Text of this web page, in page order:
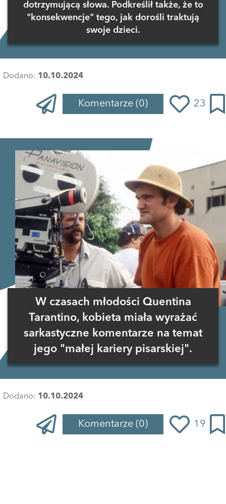
dotrzymującą słowa. Podkreślił także, że to
"konsekwencje" tego, jak dorośli traktują
swoje dzieci.
Dodano: 10.10.2024
Komentarze (0) 23
W czasach młodości Quentina
Tarantino, kobieta miała wyrażać
sarkastyczne komentarze na temat
jego "małej kariery pisarskiej".
Dodano: 10.10.2024
Komentarze (0) 19